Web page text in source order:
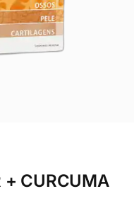
+ CURCUMA